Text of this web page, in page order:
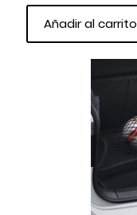
Añadir al carrito